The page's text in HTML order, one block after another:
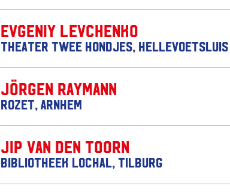
Evgeniy Levchenko
Theater Twee Hondjes, Hellevoetsluis
Jörgen Raymann
Rozet, Arnhem
Jip van den Toorn
Bibliotheek Lochal, Tilburg